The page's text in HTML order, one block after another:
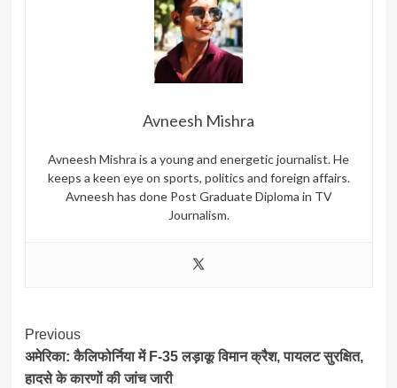
Avneesh Mishra
Avneesh Mishra is a young and energetic journalist. He
keeps a keen eye on sports, politics and foreign affairs.
Avneesh has done Post Graduate Diploma in TV
Journalism.
Post
Navigation
Previous
अमेरिका: कैलिफोर्निया में F-35 लड़ाकू विमान क्रैश, पायलट सुरक्षित,
हादसे के कारणों की जांच जारी